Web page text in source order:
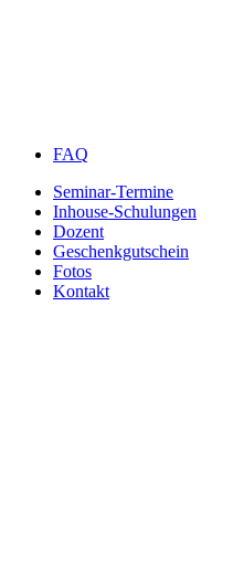
FAQ
Seminar-Termine
Inhouse-Schulungen
Dozent
Geschenkgutschein
Fotos
Kontakt